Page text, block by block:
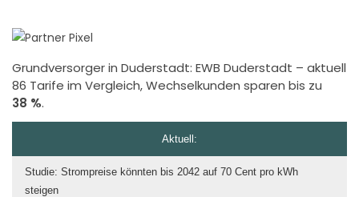
Grundversorger in Duderstadt: EWB Duderstadt – aktuell
86 Tarife im Vergleich, Wechselkunden sparen bis zu
38 %.
Aktuell:
Studie: Strompreise könnten bis 2042 auf 70 Cent pro kWh
steigen